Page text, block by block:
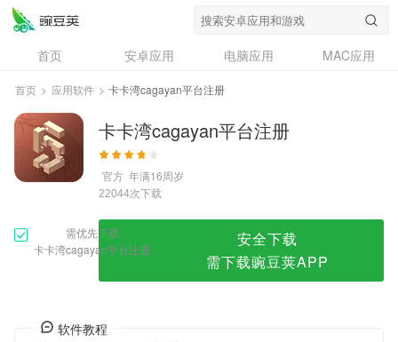
卡卡湾cagayan平台注册
首页 安卓应用 电脑应用
MAC应用
资讯
专题
问答
首页 > 应用软件 > 卡卡湾cagayan平台注册
卡卡湾cagayan平台注册
官方 年满16周岁
22044次下载
需优先下载
卡卡湾cagayan平台注册
安全下载
需下载豌豆荚APP
软件教程